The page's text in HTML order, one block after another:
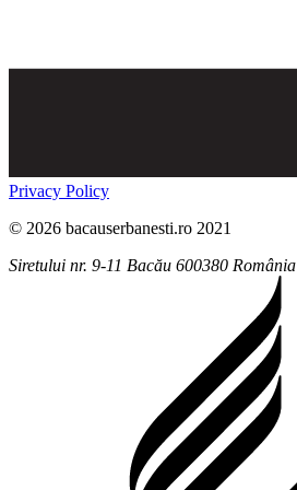
Privacy Policy
© 2026 bacauserbanesti.ro 2021
Siretului nr. 9-11 Bacău 600380 România